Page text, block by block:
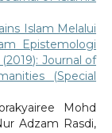
Islam Melalui
Epistemologi
Journal of
(Special
Mohd
Adzam Rasdi,